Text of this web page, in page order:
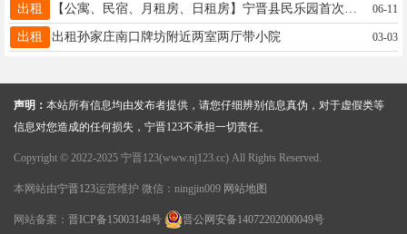
出租 06-11
出租 出租孙家庄南口牌坊附近两室两厅带小院 03-03
声明： 本站所有信息均由发布者提供，请您仔细辨别信息真伪，对于虚假类等
信息对您造成的任何损失，宁晋123不承担一切责任。
Copyright © 2022-2025 宁晋123(www.nj123.cc) All Rights Reserved.
本网站由宁晋123运营维护 微信：ningjin009 网站地图
网站备案： 晋ICP备15003148号 晋公网安备14072202000049号